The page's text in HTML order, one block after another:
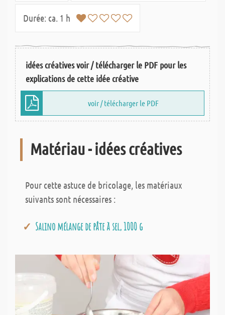
Durée: ca. 1 h
idées créatives voir / télécharger le PDF pour les
explications de cette idée créative
voir / télécharger le PDF
Matériau - idées créatives
Pour cette astuce de bricolage, les matériaux
suivants sont nécessaires :
Salino mélange de pâte à sel, 1000 g